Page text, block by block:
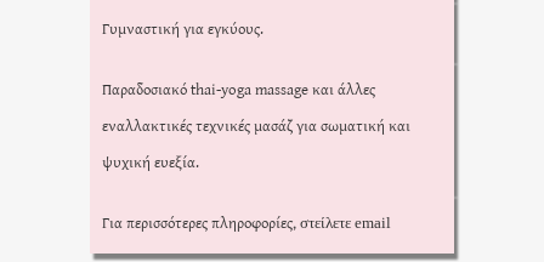
Γυμναστική για εγκύους.
Παραδοσιακό thai-yoga massage και άλλες
εναλλακτικές τεχνικές μασάζ για σωματική και
ψυχική ευεξία.
Για περισσότερες πληροφορίες, στείλετε email